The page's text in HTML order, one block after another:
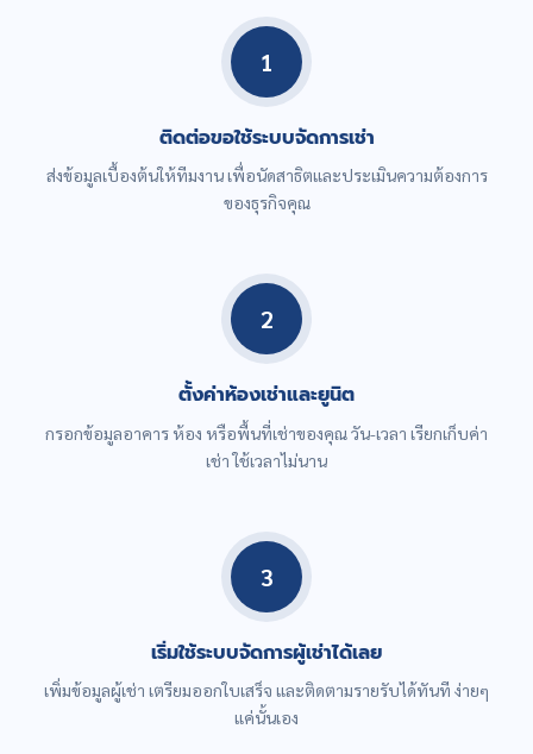
1
ติดต่อขอใช้ระบบจัดการเช่า
ส่งข้อมูลเบื้องต้นให้ทีมงาน เพื่อนัดสาธิตและประเมินความต้องการ
ของธุรกิจคุณ
2
ตั้งค่าห้องเช่าและยูนิต
กรอกข้อมูลอาคาร ห้อง หรือพื้นที่เช่าของคุณ วัน-เวลา เรียกเก็บค่า
เช่า ใช้เวลาไม่นาน
3
เริ่มใช้ระบบจัดการผู้เช่าได้เลย
เพิ่มข้อมูลผู้เช่า เตรียมออกใบเสร็จ และติดตามรายรับได้ทันที ง่ายๆ
แค่นั้นเอง